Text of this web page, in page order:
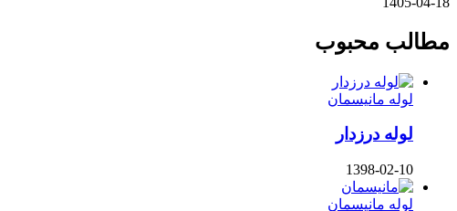
مطالب محبوب
لوله مانیسمان
لوله درزدار
1398-02-10
لوله مانیسمان